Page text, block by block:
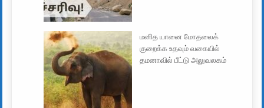
மனித யானை மோதலைக்
குறைக்க உதவும் வகையில்
தமனாவில் பீட்டு அலுவலகம்